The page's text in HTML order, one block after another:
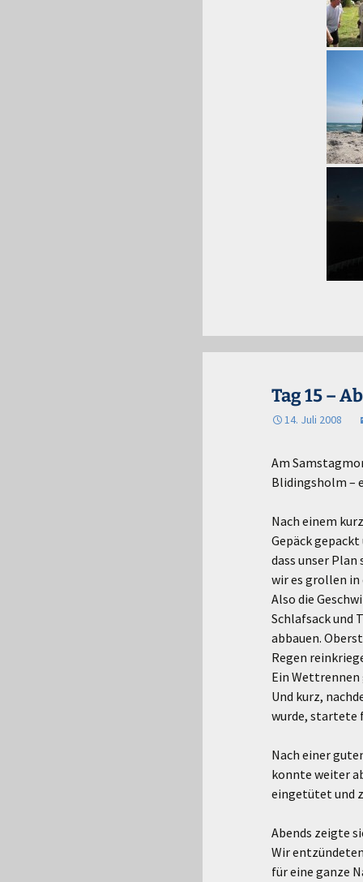
Tag 15 –
14. Juli 2008
Am
Blidingsholm –
Nach einem
Gepäck
dass unser
wir es grollen in
Also die
Schlafsack und
abbauen.
Regen
Ein Wettrennen
Und kurz,
wurde, startete
Nach einer
konnte weiter
eingetütet und
Abends zeigte
Wir
für eine ganze